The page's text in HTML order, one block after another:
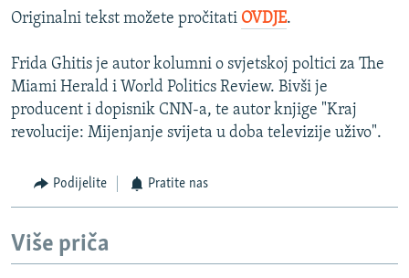
Originalni tekst možete pročitati OVDJE.
Frida Ghitis je autor kolumni o svjetskoj poltici za The
Miami Herald i World Politics Review. Bivši je
producent i dopisnik CNN-a, te autor knjige "Kraj
revolucije: Mijenjanje svijeta u doba televizije uživo".
Podijelite Pratite nas
Više priča